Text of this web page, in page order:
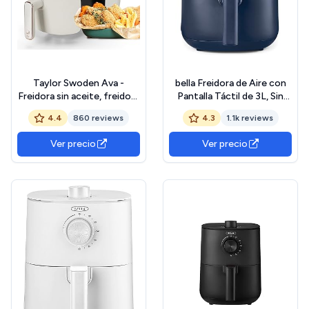
Taylor Swoden Ava -
Freidora sin aceite, freidora
de aire de 1300W, diseño
compacto, 3L capacidad,
pantalla LED táctil, 8 menús
de cocinado
preestablecidos. Cesta
blanco.
4.4 860 reviews
Ver precio
bella Freidora de Aire con
Pantalla Táctil de 3L, Sin
Precalentamiento, Sartén
Antiadherente y Bandeja
para Elementos Crujientes,
Color Azul Mate
4.3 1.1k reviews
Ver precio